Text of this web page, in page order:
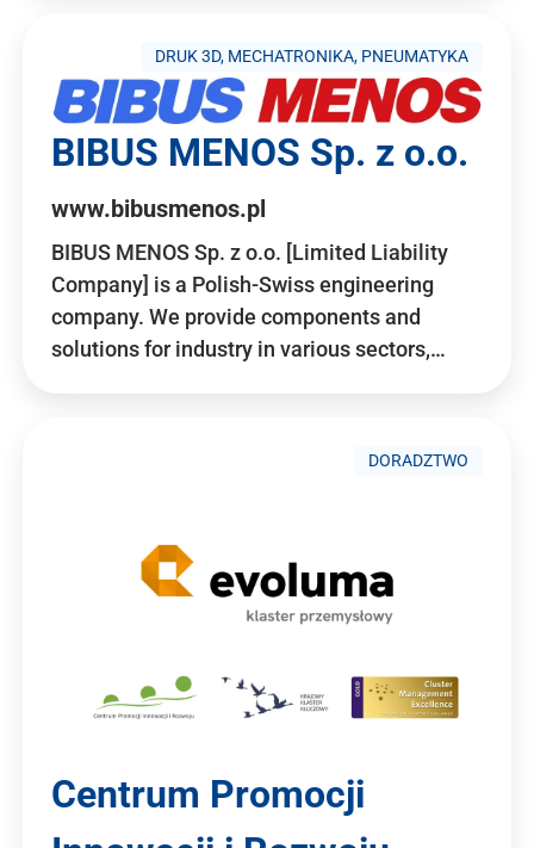
DRUK 3D, MECHATRONIKA, PNEUMATYKA
BIBUS MENOS Sp. z o.o.
www.bibusmenos.pl
BIBUS MENOS Sp. z o.o. [Limited Liability
Company] is a Polish-Swiss engineering
company. We provide components and
solutions for industry in various sectors,…
DORADZTWO
Centrum Promocji